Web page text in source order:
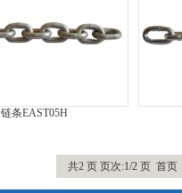
链条EAST05H
共2 页 页次:1/2 页 首页